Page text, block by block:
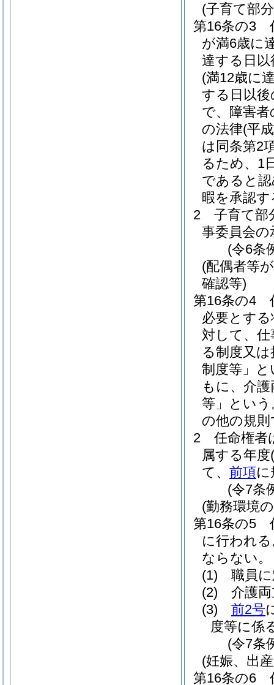
(子育て部
第16条の3
が満6歳に
達する日
(満12歳に
する日以
で、障害
の法律(平
は同条第2
るため、1
であると
暇を承認
2
子育て部
事委員会
(令6条
(配偶者等
確認等)
第16条の4
必要とす
対して、
る制度又は
制度等」と
もに、介
等」という
の他の規
2
任命権者
属する年度
て、 前項
(令7条
(勤務環境
第16条の5
に行われ
ならない。
(1)
職員
(2)
介護
(3)
前2号
度等に係
(令7条
(妊娠、出
第16条の6